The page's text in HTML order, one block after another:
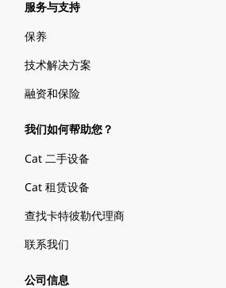
服务与支持
保养
技术解决方案
融资和保险
我们如何帮助您？
Cat 二手设备
Cat 租赁设备
查找卡特彼勒代理商
联系我们
公司信息